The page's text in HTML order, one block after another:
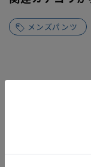
メンズパンツ
同シリーズア